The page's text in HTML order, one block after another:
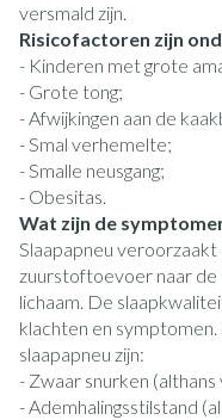
versmald zijn.
Risicofactoren zijn
- Kinderen met grote
- Grote tong;
- Afwijkingen aan de
- Smal verhemelte;
- Smalle neusgang;
- Obesitas.
Wat zijn de
Slaapapneu
zuurstoftoevoer naar de
lichaam. De
klachten en
slaapapneu zijn:
- Zwaar snurken
- Ademhalingsstilstand